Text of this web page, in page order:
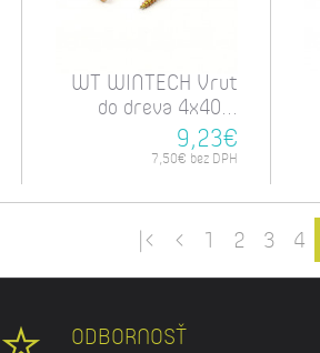
WT WINTECH Vrut
do dreva 4x40...
9,23€
7,50€ bez DPH
|< < 1 2 3 4
ODBORNOSŤ